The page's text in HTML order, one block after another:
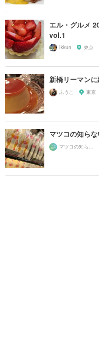
エル・グルメ
vol.1
Ikkun 東京
新橋リーマンに
ふうこ 東京
マツコの知ら